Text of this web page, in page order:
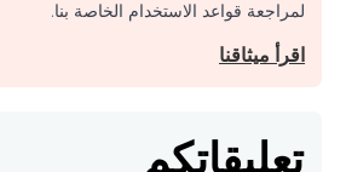
لمراجعة قواعد الاستخدام الخاصة بنا.
اقرأ ميثاقنا
تعليقاتكم